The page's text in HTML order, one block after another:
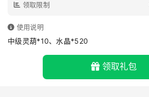
领取限制
使用说明
中级灵葫*10、水晶*520
领取礼包